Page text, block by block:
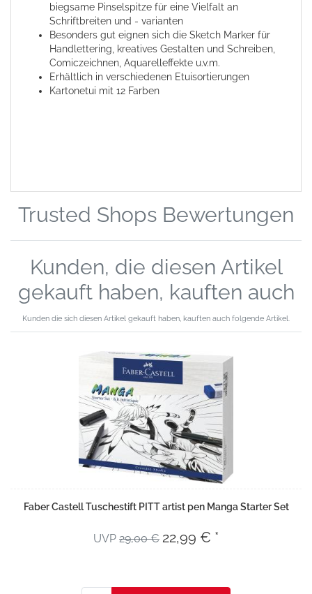
biegsame Pinselspitze für eine Vielfalt an
Schriftbreiten und - varianten
Besonders gut eignen sich die Sketch Marker für
Handlettering, kreatives Gestalten und Schreiben,
Comiczeichnen, Aquarelleffekte u.v.m.
Erhältlich in verschiedenen Etuisortierungen
Kartonetui mit 12 Farben
Trusted Shops Bewertungen
Kunden, die diesen Artikel
gekauft haben, kauften auch
Kunden die sich diesen Artikel gekauft haben, kauften auch folgende Artikel.
Faber Castell Tuschestift PITT artist pen Manga Starter Set
UVP 29,00 € 22,99 € *